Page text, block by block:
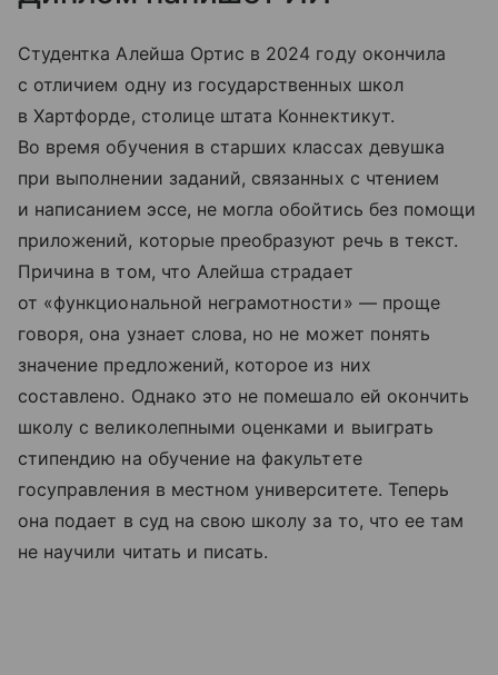
Студентка Алейша Ортис в 2024 году окончила
с отличием одну из государственных школ
в Хартфорде, столице штата Коннектикут.
Во время обучения в старших классах девушка
при выполнении заданий, связанных с чтением
и написанием эссе, не могла обойтись без помощи
приложений, которые преобразуют речь в текст.
Причина в том, что Алейша страдает
от «функциональной неграмотности» — проще
говоря, она узнает слова, но не может понять
значение предложений, которое из них
составлено. Однако это не помешало ей окончить
школу с великолепными оценками и выиграть
стипендию на обучение на факультете
госуправления в местном университете. Теперь
она подает в суд на свою школу за то, что ее там
не научили читать и писать.